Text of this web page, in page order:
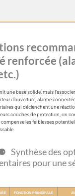
renforcée
une base solide, mais
d’ouverture, alarme
qui déclenchent une
couches de protection, on
les faiblesses
Synthèse des
pour une
FONCTION PRINCIPALE